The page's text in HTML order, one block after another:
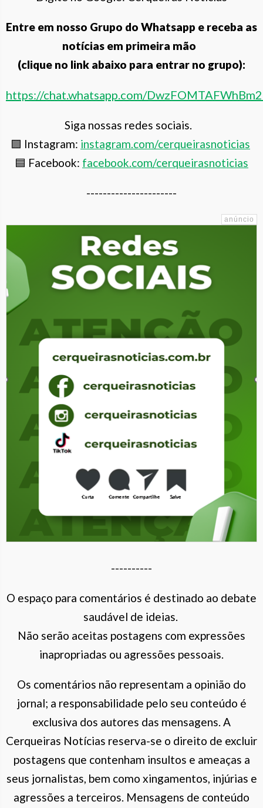
Entre em nosso Grupo do Whatsapp e receba as
notícias em primeira mão
(clique no link abaixo para entrar no grupo):
https://chat.whatsapp.com/
Siga nossas redes sociais.
🟪 Instagram: instagram.com/cerqueirasnoticias
🟦 Facebook: facebook.com/cerqueirasnoticias
----------------------
----------
O espaço para comentários é destinado ao debate
saudável de ideias.
Não serão aceitas postagens com expressões
inapropriadas ou agressões pessoais.
Os comentários não representam a opinião do
jornal; a responsabilidade pelo seu conteúdo é
exclusiva dos autores das mensagens. A
Cerqueiras Notícias reserva-se o direito de excluir
postagens que contenham insultos e ameaças a
seus jornalistas, bem como xingamentos, injúrias e
agressões a terceiros. Mensagens de conteúdo